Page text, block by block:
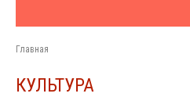
Главная
КУЛЬТУРА